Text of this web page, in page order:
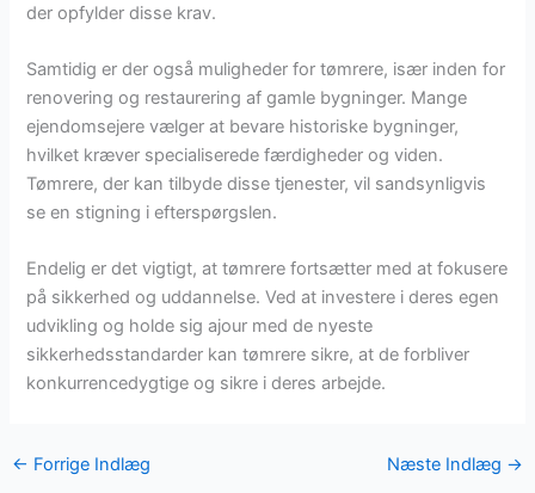
der opfylder disse krav.
Samtidig er der også muligheder for tømrere, især inden for
renovering og restaurering af gamle bygninger. Mange
ejendomsejere vælger at bevare historiske bygninger,
hvilket kræver specialiserede færdigheder og viden.
Tømrere, der kan tilbyde disse tjenester, vil sandsynligvis
se en stigning i efterspørgslen.
Endelig er det vigtigt, at tømrere fortsætter med at fokusere
på sikkerhed og uddannelse. Ved at investere i deres egen
udvikling og holde sig ajour med de nyeste
sikkerhedsstandarder kan tømrere sikre, at de forbliver
konkurrencedygtige og sikre i deres arbejde.
← Forrige Indlæg Næste Indlæg →